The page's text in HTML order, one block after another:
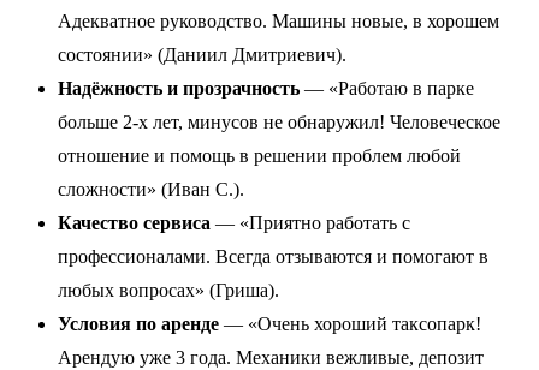
Адекватное руководство. Машины новые, в хорошем
состоянии» (Даниил Дмитриевич).
Надёжность и прозрачность — «Работаю в парке
больше 2-х лет, минусов не обнаружил! Человеческое
отношение и помощь в решении проблем любой
сложности» (Иван С.).
Качество сервиса — «Приятно работать с
профессионалами. Всегда отзываются и помогают в
любых вопросах» (Гриша).
Условия по аренде — «Очень хороший таксопарк!
Арендую уже 3 года. Механики вежливые, депозит